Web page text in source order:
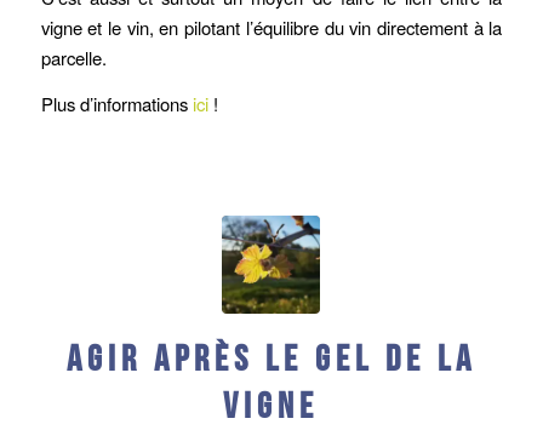
vigne et le vin, en pilotant l’équilibre du vin directement à la
parcelle.
Plus d’informations ici!
Agir après le gel de la
vigne